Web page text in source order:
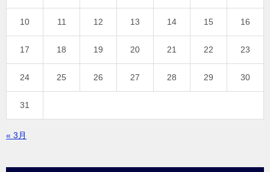
10 11 12 13 14 15 16
17 18 19 20 21 22 23
24 25 26 27 28 29 30
31
« 3月